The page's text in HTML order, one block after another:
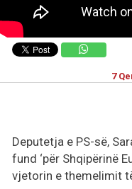
7
Deputetja e PS-së,
fund ‘për Shqipërinë
vjetorin e themelimit